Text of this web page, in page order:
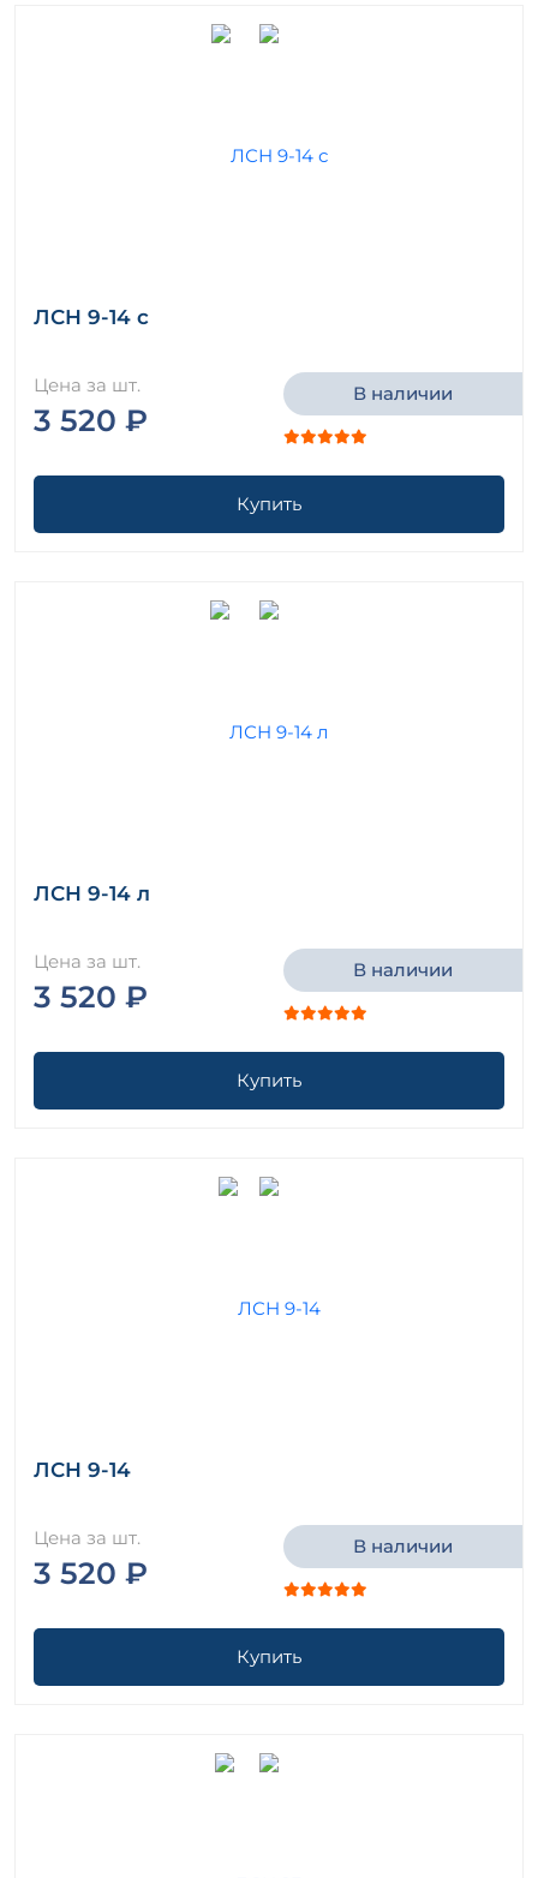
ЛСН 9-14 с
Цена за шт.
3 520 ₽
В наличии
Купить
ЛСН 9-14 л
Цена за шт.
3 520 ₽
В наличии
Купить
ЛСН 9-14
Цена за шт.
3 520 ₽
В наличии
Купить